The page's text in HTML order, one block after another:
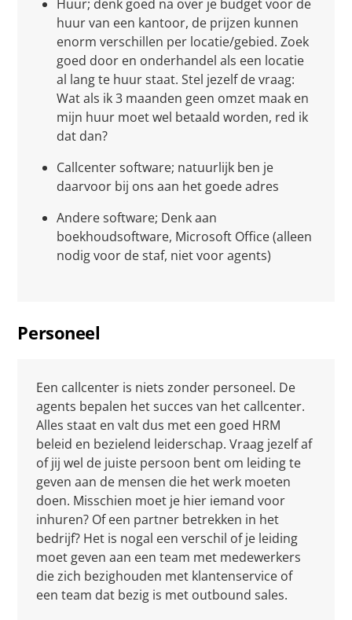
Huur; denk goed na over je budget voor de
huur van een kantoor, de prijzen kunnen
enorm verschillen per locatie/gebied. Zoek
goed door en onderhandel als een locatie
al lang te huur staat. Stel jezelf de vraag:
Wat als ik 3 maanden geen omzet maak en
mijn huur moet wel betaald worden, red ik
dat dan?
Callcenter software; natuurlijk ben je
daarvoor bij ons aan het goede adres
Andere software; Denk aan
boekhoudsoftware, Microsoft Office (alleen
nodig voor de staf, niet voor agents)
Personeel
Een callcenter is niets zonder personeel. De
agents bepalen het succes van het callcenter.
Alles staat en valt dus met een goed HRM
beleid en bezielend leiderschap. Vraag jezelf af
of jij wel de juiste persoon bent om leiding te
geven aan de mensen die het werk moeten
doen. Misschien moet je hier iemand voor
inhuren? Of een partner betrekken in het
bedrijf? Het is nogal een verschil of je leiding
moet geven aan een team met medewerkers
die zich bezighouden met klantenservice of
een team dat bezig is met outbound sales.